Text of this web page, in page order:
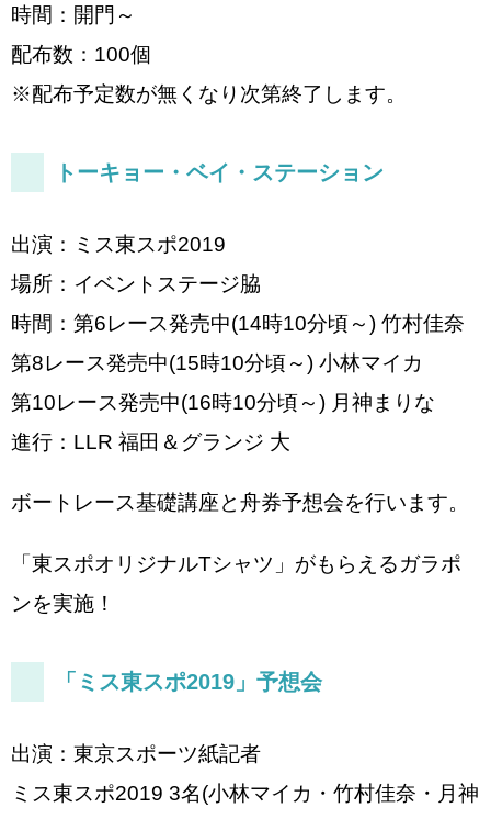
時間：開門～
配布数：100個
※配布予定数が無くなり次第終了します。
トーキョー・ベイ・ステーション
出演：ミス東スポ2019
場所：イベントステージ脇
時間：第6レース発売中(14時10分頃～) 竹村佳奈
第8レース発売中(15時10分頃～) 小林マイカ
第10レース発売中(16時10分頃～) 月神まりな
進行：LLR 福田＆グランジ 大
ボートレース基礎講座と舟券予想会を行います。
「東スポオリジナルTシャツ」がもらえるガラポ
ンを実施！
「ミス東スポ2019」予想会
出演：東京スポーツ紙記者
ミス東スポ2019 3名(小林マイカ・竹村佳奈・月神